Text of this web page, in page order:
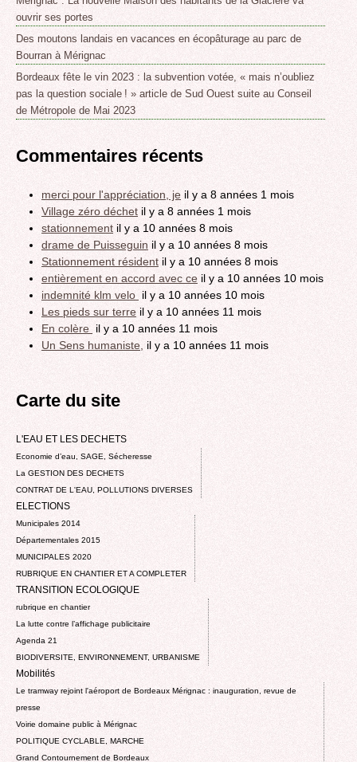
ouvrir ses portes
Des moutons landais en vacances en écopâturage au parc de
Bourran à Mérignac
Bordeaux fête le vin 2023 : la subvention votée, « mais n’oubliez
pas la question sociale ! » article de Sud Ouest suite au Conseil
de Métropole de Mai 2023
Commentaires récents
merci pour l'appréciation, je il y a 8 années 1 mois
Village zéro déchet il y a 8 années 1 mois
stationnement il y a 10 années 8 mois
drame de Puisseguin il y a 10 années 8 mois
Stationnement résident il y a 10 années 8 mois
entièrement en accord avec ce il y a 10 années 10 mois
indemnité klm velo il y a 10 années 10 mois
Les pieds sur terre il y a 10 années 11 mois
En colère il y a 10 années 11 mois
Un Sens humaniste, il y a 10 années 11 mois
Carte du site
L'EAU ET LES DECHETS
Economie d’eau, SAGE, Sécheresse
La GESTION DES DECHETS
CONTRAT DE L'EAU, POLLUTIONS DIVERSES
ELECTIONS
Municipales 2014
Départementales 2015
MUNICIPALES 2020
RUBRIQUE EN CHANTIER ET A COMPLETER
TRANSITION ECOLOGIQUE
rubrique en chantier
La lutte contre l’affichage publicitaire
Agenda 21
BIODIVERSITE, ENVIRONNEMENT, URBANISME
Mobilités
Le tramway rejoint l'aéroport de Bordeaux Mérignac : inauguration, revue de
presse
Voirie domaine public à Mérignac
POLITIQUE CYCLABLE, MARCHE
Grand Contournement de Bordeaux